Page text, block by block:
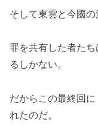
そして東雲と今國の
罪を共有した者た
るしかない。
だからこの最終回
れたのだ。